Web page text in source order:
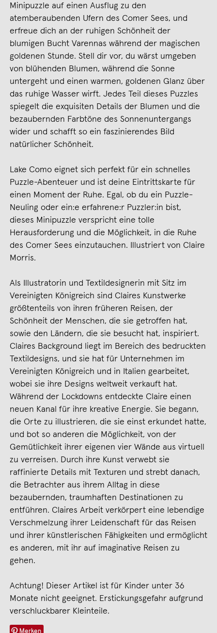
Minipuzzle auf einen Ausflug zu den
atemberaubenden Ufern des Comer Sees, und
erfreue dich an der ruhigen Schönheit der
blumigen Bucht Varennas während der magischen
goldenen Stunde. Stell dir vor, du wärst umgeben
von blühenden Blumen, während die Sonne
untergeht und einen warmen, goldenen Glanz über
das ruhige Wasser wirft. Jedes Teil dieses Puzzles
spiegelt die exquisiten Details der Blumen und die
bezaubernden Farbtöne des Sonnenuntergangs
wider und schafft so ein faszinierendes Bild
natürlicher Schönheit.
Lake Como eignet sich perfekt für ein schnelles
Puzzle-Abenteuer und ist deine Eintrittskarte für
einen Moment der Ruhe. Egal, ob du ein Puzzle-
Neuling oder ein:e erfahrene:r Puzzler:in bist,
dieses Minipuzzle verspricht eine tolle
Herausforderung und die Möglichkeit, in die Ruhe
des Comer Sees einzutauchen. Illustriert von Claire
Morris.
Als Illustratorin und Textildesignerin mit Sitz im
Vereinigten Königreich sind Claires Kunstwerke
größtenteils von ihren früheren Reisen, der
Schönheit der Menschen, die sie getroffen hat,
sowie den Ländern, die sie besucht hat, inspiriert.
Claires Background liegt im Bereich des bedruckten
Textildesigns, und sie hat für Unternehmen im
Vereinigten Königreich und in Italien gearbeitet,
wobei sie ihre Designs weltweit verkauft hat.
Während der Lockdowns entdeckte Claire einen
neuen Kanal für ihre kreative Energie. Sie begann,
die Orte zu illustrieren, die sie einst erkundet hatte,
und bot so anderen die Möglichkeit, von der
Gemütlichkeit ihrer eigenen vier Wände aus virtuell
zu verreisen. Durch ihre Kunst verwebt sie
raffinierte Details mit Texturen und strebt danach,
die Betrachter aus ihrem Alltag in diese
bezaubernden, traumhaften Destinationen zu
entführen. Claires Arbeit verkörpert eine lebendige
Verschmelzung ihrer Leidenschaft für das Reisen
und ihrer künstlerischen Fähigkeiten und ermöglicht
es anderen, mit ihr auf imaginative Reisen zu
gehen.
Achtung! Dieser Artikel ist für Kinder unter 36
Monate nicht geeignet. Erstickungsgefahr aufgrund
verschluckbarer Kleinteile.
Merken